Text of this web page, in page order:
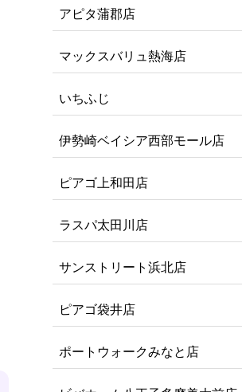
アピタ蒲郡店
マックスバリュ熱海店
いちふじ
伊勢崎ベイシア西部モール店
ピアゴ上和田店
ラスパ太田川店
サンストリート浜北店
ピアゴ袋井店
ポートウォークみなと店